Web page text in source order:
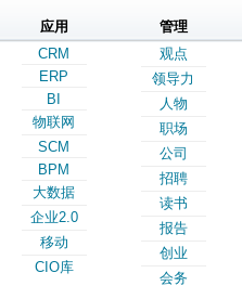
应用
CRM
ERP
BI
物联网
SCM
BPM
大数据
企业2.0
移动
CIO库
管理
观点
领导力
人物
职场
公司
招聘
读书
报告
创业
会务